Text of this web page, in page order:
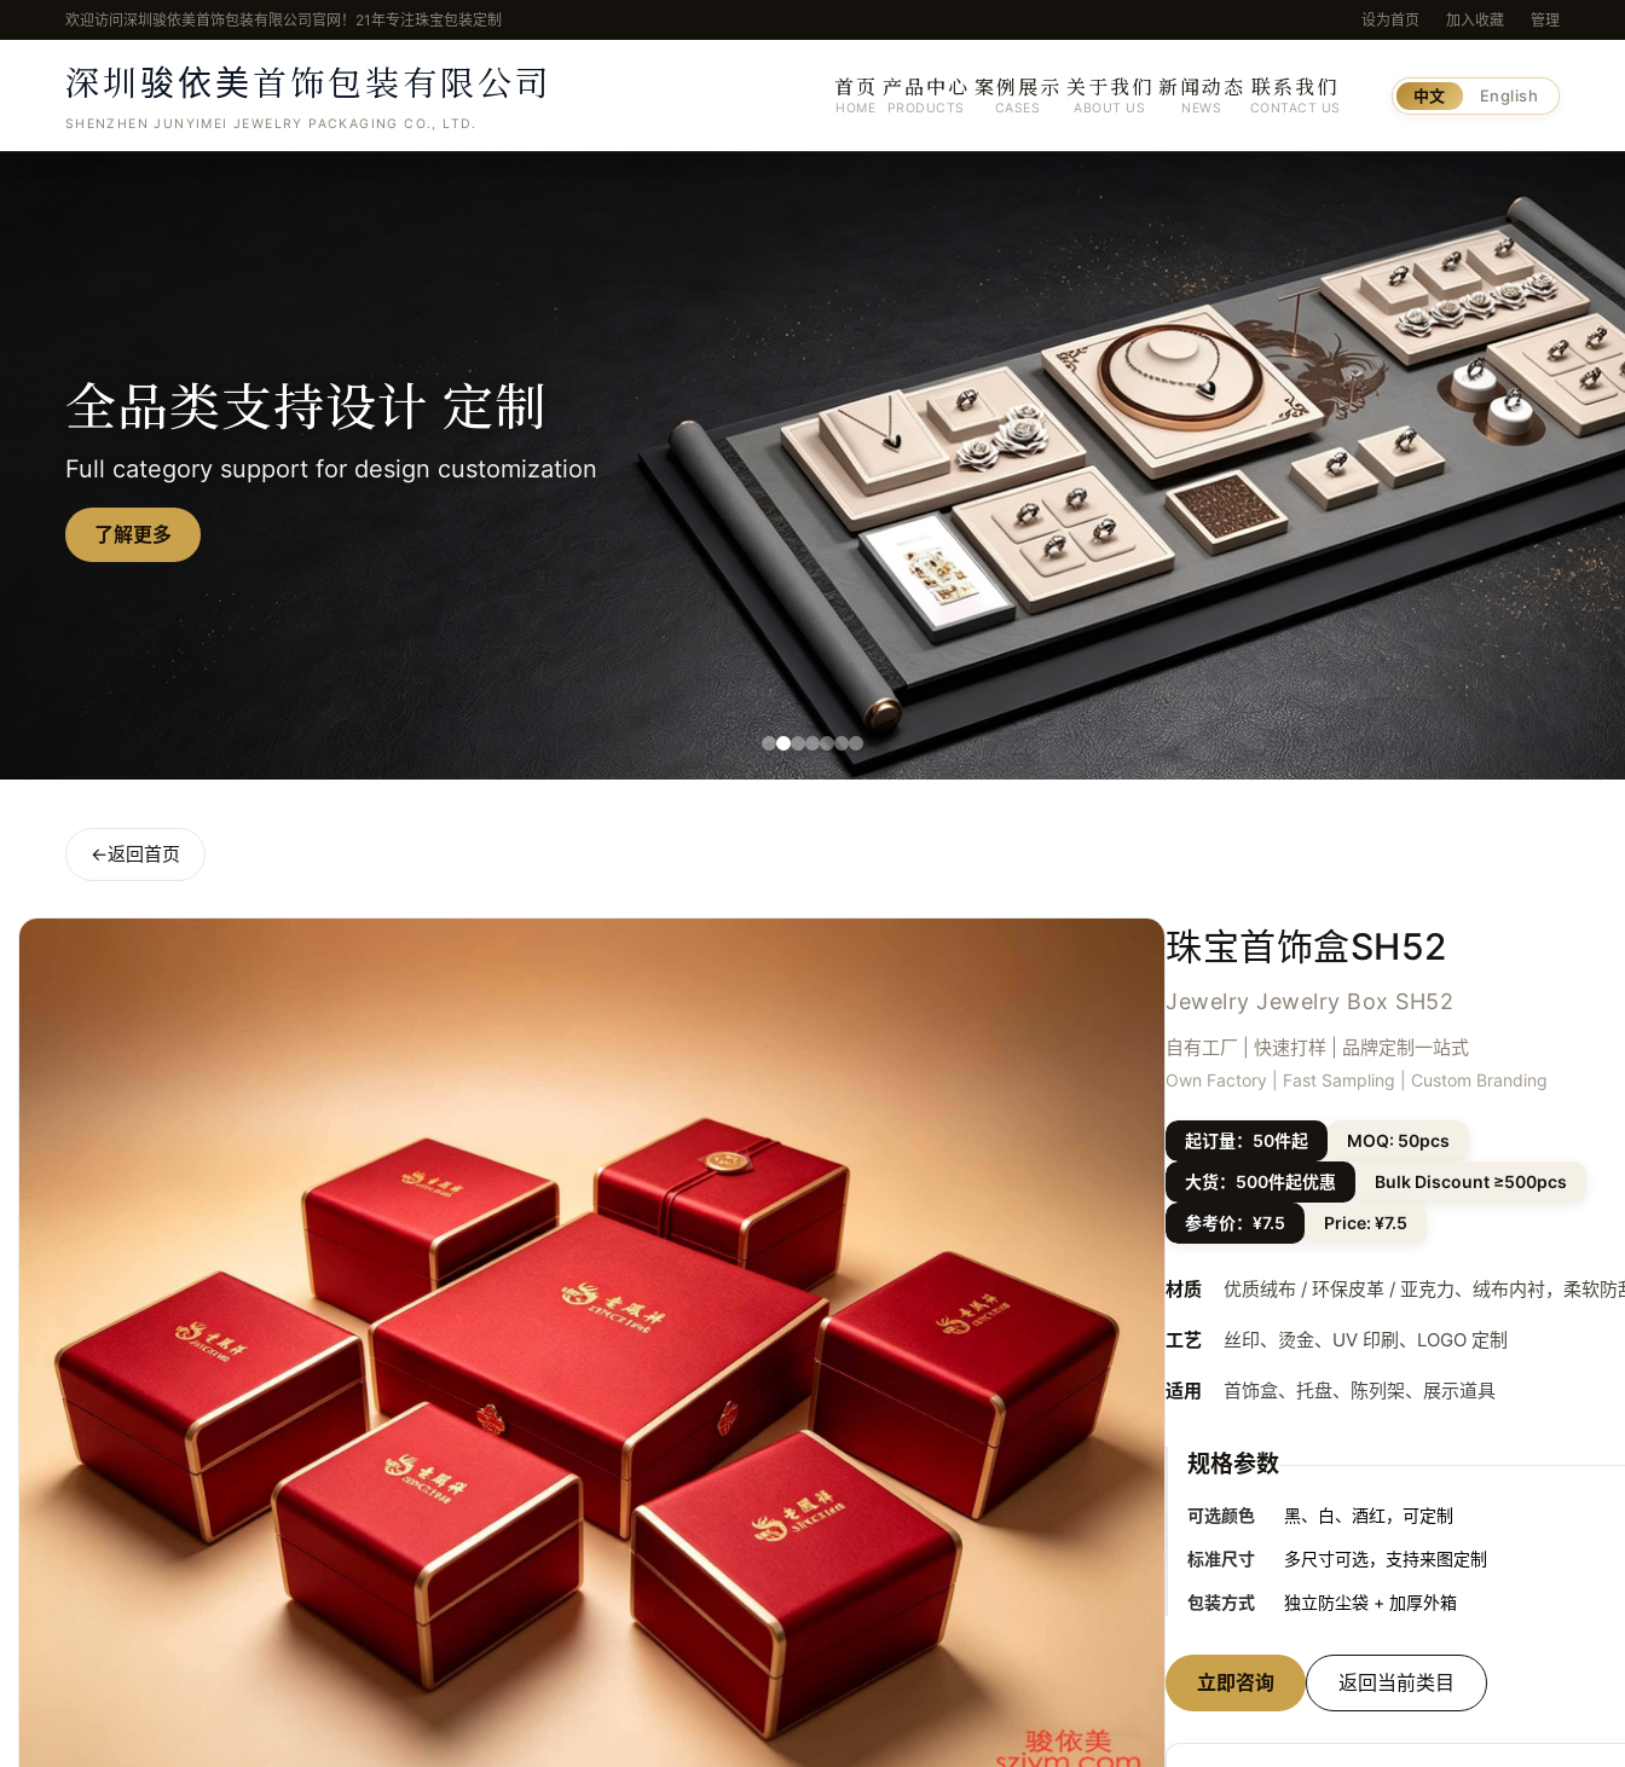
欢迎访问深圳骏依美首饰包装有限公司官网！21年专注珠宝包装定制 设为首页 加入收藏 管理
深圳 骏依美首饰包装有限公司
SHENZHEN JUNYIMEI JEWELRY PACKAGING CO., LTD.
首页
HOME
产品中心
PRODUCTS
案例展示
CASES
关于我们
ABOUT US
新闻动态
NEWS
联系我们
CONTACT US
中文 English
全品类支持设计 定制
Full category support for design customization
了解更多
←返回首页
珠宝首饰盒SH52
Jewelry Jewelry Box SH52
自有工厂 | 快速打样 | 品牌定制一站式
Own Factory | Fast Sampling | Custom Branding
起订量：50件起
MOQ: 50pcs
大货：500件起优惠
Bulk Discount ≥500pcs
参考价：¥7.5
Price: ¥7.5
材质 优质绒布 / 环保皮革 / 亚克力、绒布内衬，柔软防
工艺 丝印、烫金、UV 印刷、LOGO 定制
适用 首饰盒、托盘、陈列架、展示道具
规格参数
可选颜色 黑、白、酒红，可定制
标准尺寸 多尺寸可选，支持来图定制
包装方式 独立防尘袋 + 加厚外箱
立即咨询 返回当前类目